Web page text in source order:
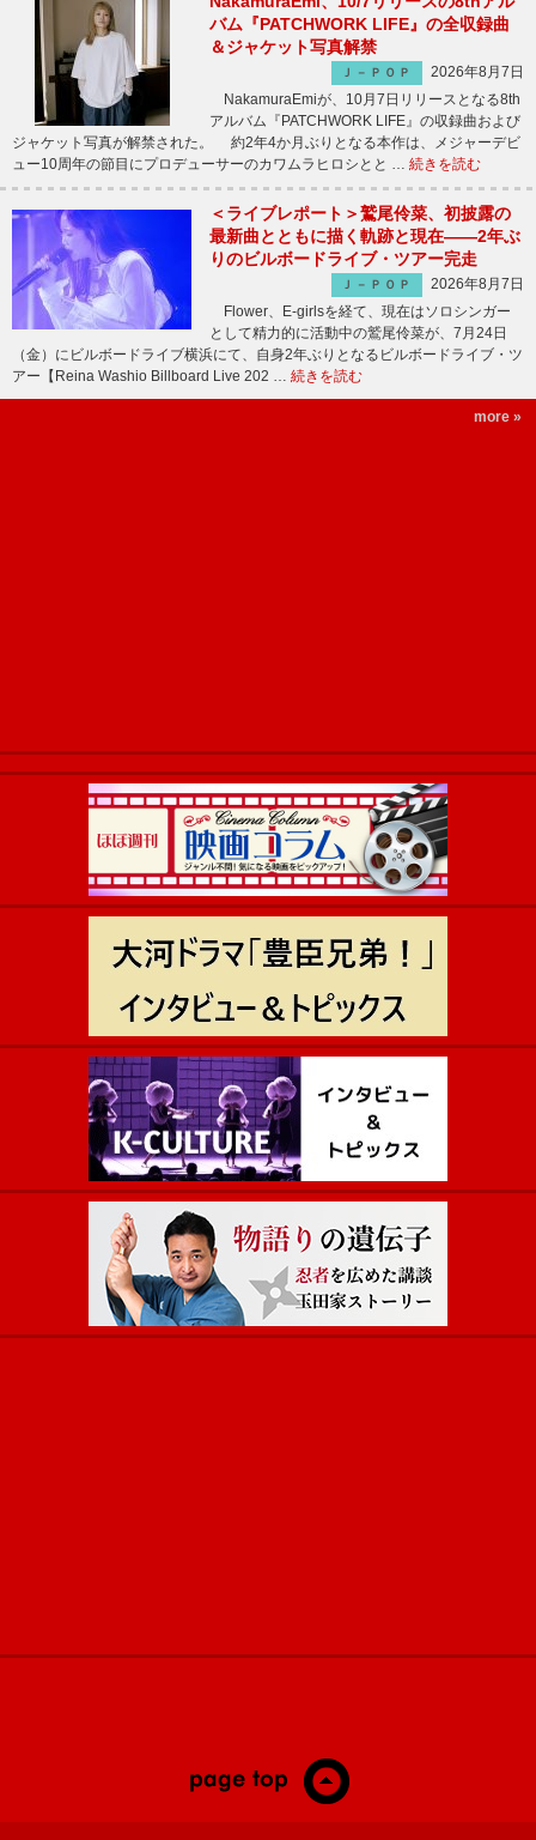
バム『PATCHWORK LIFE』の全収録曲
＆ジャケット写真解禁
Ｊ－ＰＯＰ
2026年8月7日
NakamuraEmiが、10月7日リリースとなる8th
アルバム『PATCHWORK LIFE』の収録曲および
ジャケット写真が解禁された。 約2年4か月ぶりとなる本作は、メジャーデビ
ュー10周年の節目にプロデューサーのカワムラヒロシとと … 続きを読む
＜ライブレポート＞鷲尾伶菜、初披露の
最新曲とともに描く軌跡と現在――2年ぶ
りのビルボードライブ・ツアー完走
Ｊ－ＰＯＰ
2026年8月7日
Flower、E-girlsを経て、現在はソロシンガー
として精力的に活動中の鷲尾伶菜が、7月24日
（金）にビルボードライブ横浜にて、自身2年ぶりとなるビルボードライブ・ツ
アー【Reina Washio Billboard Live 202 … 続きを読む
more »